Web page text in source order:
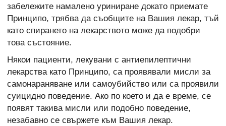
забележите намалено уриниране докато приемате
Принципо, трябва да съобщите на Вашия лекар, тъй
като спирането на лекарството може да подобри
това състояние.
Някои пациенти, лекувани с антиепилептични
лекарства като Принципо, са проявявали мисли за
самонараняване или самоубийство или са проявили
суицидно поведение. Ако по което и да е време, се
появят такива мисли или подобно поведение,
незабавно се свържете към Вашия лекар.